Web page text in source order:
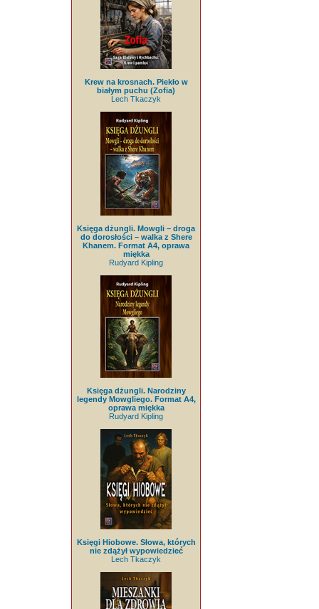
Krew na krosnach. Piekło w
białym puchu (Zofia)
Lech Tkaczyk
Księga dżungli. Mowgli – droga
do dorosłości – walka z Shere
Khanem. Format A4, oprawa
miękka
Rudyard Kipling
Księga dżungli. Narodziny
legendy Mowgliego. Format A4,
oprawa miękka
Rudyard Kipling
Księgi Hiobowe. Słowa, których
nie zdążył wypowiedzieć
Lech Tkaczyk